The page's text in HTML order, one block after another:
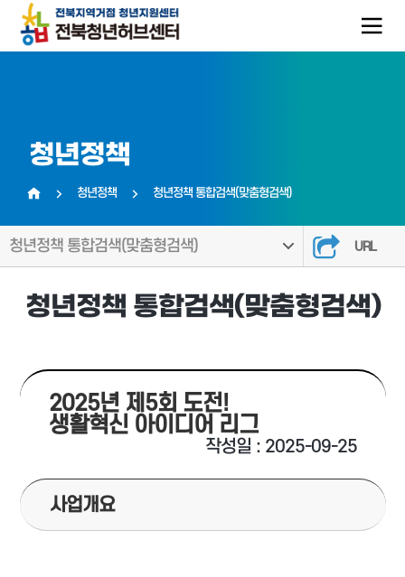
청년정책
청년정책 청년정책 통합검색(맞춤형검색)
청년정책 통합검색(맞춤형검색) URL
청년정책 통합검색(맞춤형검색)
2025년 제5회 도전!
생활혁신 아이디어 리그
작성일 : 2025-09-25
사업개요